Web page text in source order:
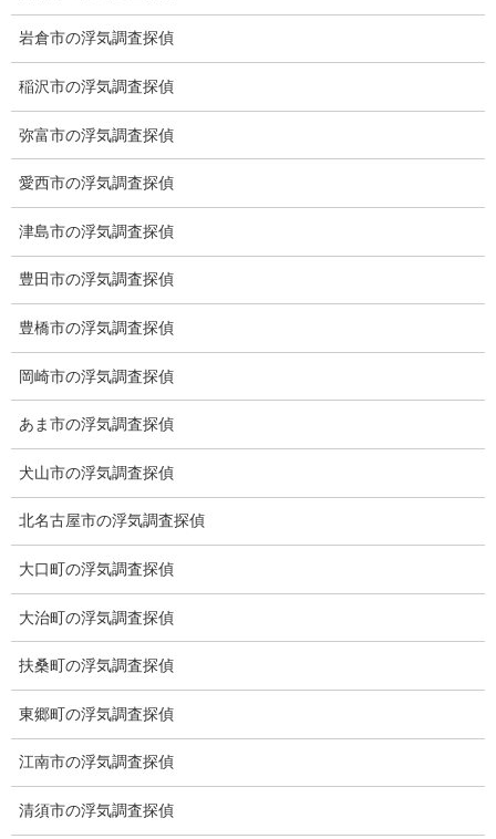
子供のお迎え、パート、お仕事の都合などで、お時間のない方、
ださい。
※弊社から24時間以内に返信が無い場合、再度LINE又はお電話を
お知らせ (1)
メニュー
トップ
ご挨拶
岩倉市の浮気調査探偵
稲沢市の浮気調査探偵
弥富市の浮気調査探偵
愛西市の浮気調査探偵
津島市の浮気調査探偵
豊田市の浮気調査探偵
豊橋市の浮気調査探偵
岡崎市の浮気調査探偵
あま市の浮気調査探偵
犬山市の浮気調査探偵
北名古屋市の浮気調査探偵
大口町の浮気調査探偵
大治町の浮気調査探偵
扶桑町の浮気調査探偵
東郷町の浮気調査探偵
江南市の浮気調査探偵
清須市の浮気調査探偵